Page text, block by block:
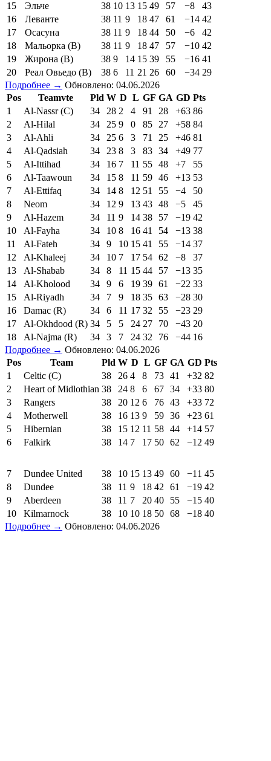
15
Эльче 38 10 13 15 49 57 −8
43
16
Леванте 38 11 9 18 47 61 −14 42
17
Осасуна 38 11 9 18 44 50 −6
42
18
Мальорка (В) 38 11 9 18 47 57 −10 42
19
Жирона (В) 38 9 14 15 39 55 −16 41
20
Реал Овьедо (В) 38 6 11 21 26 60 −34 29
Подробнее → Обновлено: 04.06.2026
Pos
Teamvte Pld W D L GF GA GD Pts
1
Al-Nassr (C) 34 28 2 4 91 28 +63 86
2
Al-Hilal 34 25 9 0 85 27 +58 84
3
Al-Ahli 34 25 6 3 71 25 +46 81
4
Al-Qadsiah 34 23 8 3 83 34 +49 77
5
Al-Ittihad 34 16 7 11 55 48 +7
55
6
Al-Taawoun 34 15 8 11 59 46 +13 53
7
Al-Ettifaq 34 14 8 12 51 55 −4
50
8
Neom 34 12 9 13 43 48 −5
45
9
Al-Hazem 34 11 9 14 38 57 −19 42
10
Al-Fayha 34 10 8 16 41 54 −13 38
11
Al-Fateh 34 9 10 15 41 55 −14 37
12
Al-Khaleej 34 10 7 17 54 62 −8
37
13
Al-Shabab 34 8 11 15 44 57 −13 35
14
Al-Kholood 34 9 6 19 39 61 −22 33
15
Al-Riyadh 34 7 9 18 35 63 −28 30
16
Damac (R) 34 6 11 17 32 55 −23 29
17
Al-Okhdood (R) 34 5 5 24 27 70 −43 20
18
Al-Najma (R) 34 3 7 24 32 76 −44 16
Подробнее → Обновлено: 04.06.2026
Pos
Team Pld W D L GF GA GD Pts
1
Celtic (C) 38 26 4 8 73 41 +32 82
2
Heart of Midlothian 38 24 8 6 67 34 +33 80
3
Rangers 38 20 12 6 76 43 +33 72
4
Motherwell 38 16 13 9 59 36 +23 61
5
Hibernian 38 15 12 11 58 44 +14 57
6
Falkirk 38 14 7 17 50 62 −12 49
7 Dundee United 38 10 15 13 49 60 −11 45
8
Dundee 38 11 9 18 42 61 −19 42
9
Aberdeen 38 11 7 20 40 55 −15 40
10
Kilmarnock 38 10 10 18 50 68 −18 40
Подробнее → Обновлено: 04.06.2026